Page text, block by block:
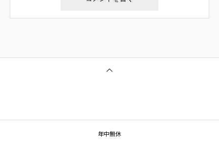
年中無休